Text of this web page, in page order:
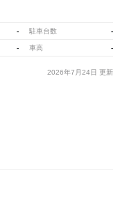
- 駐車台数 -
- 車高 -
2026年7月24日 更新